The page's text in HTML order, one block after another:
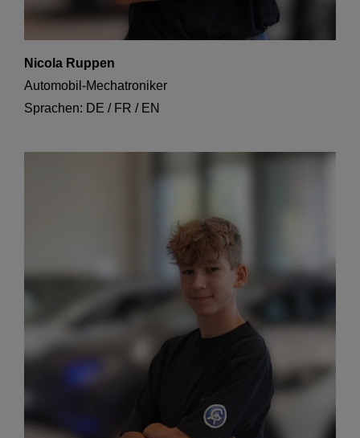
Nicola Ruppen
Automobil-Mechatroniker
Sprachen: DE / FR / EN